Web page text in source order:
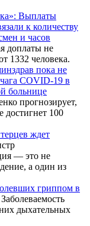
Выплаты
к количеству
и часов
доплаты не
1332 человека.
пока не
COVID-19 в
больнице
прогнозирует,
достигнет 100
ждет
— это не
а один из
гриппом в
Заболеваемость
дыхательных